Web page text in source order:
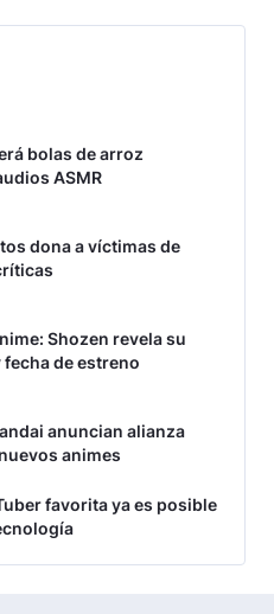
bolas de arroz
ASMR
dona a víctimas de
Shozen revela su
de estreno
anuncian alianza
animes
favorita ya es posible